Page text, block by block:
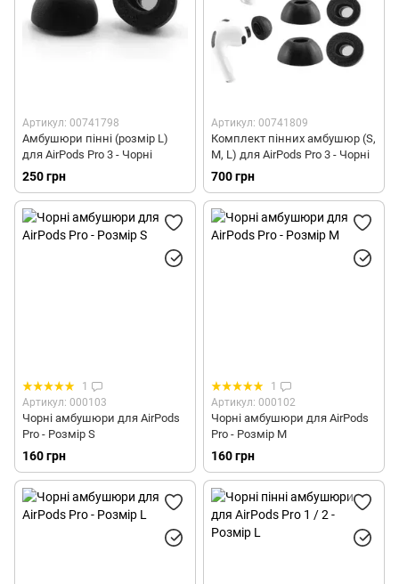
Артикул: 00741798
Амбушюри пінні (розмір L)
для AirPods Pro 3 - Чорні
250 грн
Артикул: 00741809
Комплект пінних амбушюр (S,
M, L) для AirPods Pro 3 - Чорні
700 грн
1
Артикул: 000103
Чорні амбушюри для AirPods
Pro - Розмір S
160 грн
1
Артикул: 000102
Чорні амбушюри для AirPods
Pro - Розмір M
160 грн